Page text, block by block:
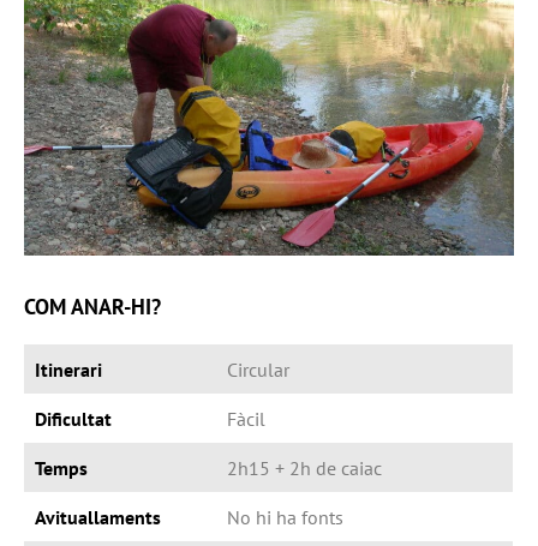
COM ANAR-HI?
Itinerari Circular
Dificultat Fàcil
Temps 2h15 + 2h de caiac
Avituallaments No hi ha fonts